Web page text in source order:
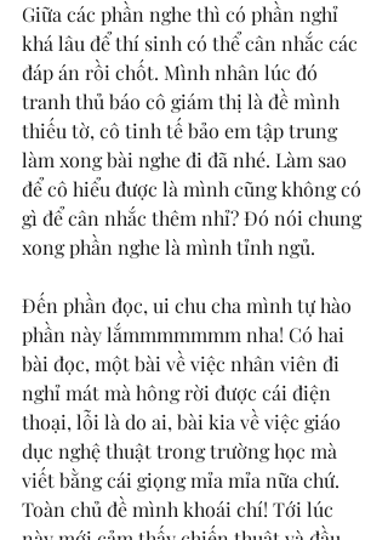
Giữa các phần nghe thì có phần nghỉ
khá lâu để thí sinh có thể cân nhắc các
đáp án rồi chốt. Mình nhân lúc đó
tranh thủ báo cô giám thị là đề mình
thiếu tờ, cô tinh tế bảo em tập trung
làm xong bài nghe đi đã nhé. Làm sao
để cô hiểu được là mình cũng không có
gì để cân nhắc thêm nhỉ? Đó nói chung
xong phần nghe là mình tỉnh ngủ.
Đến phần đọc, ui chu cha mình tự hào
phần này lắmmmmmmm nha! Có hai
bài đọc, một bài về việc nhân viên đi
nghỉ mát mà hông rời được cái điện
thoại, lỗi là do ai, bài kia về việc giáo
dục nghệ thuật trong trường học mà
viết bằng cái giọng mỉa mỉa nữa chứ.
Toàn chủ đề mình khoái chí! Tới lúc